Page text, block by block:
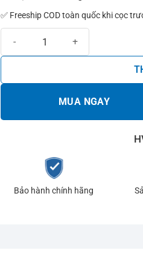
✅ Freeship COD toàn quốc khi cọc
MUA NGAY
Bảo hành chính hãng